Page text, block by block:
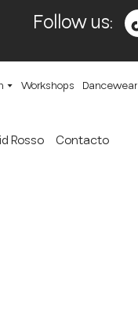
Follow us:
Workshops Dancewear
Rosso Contacto